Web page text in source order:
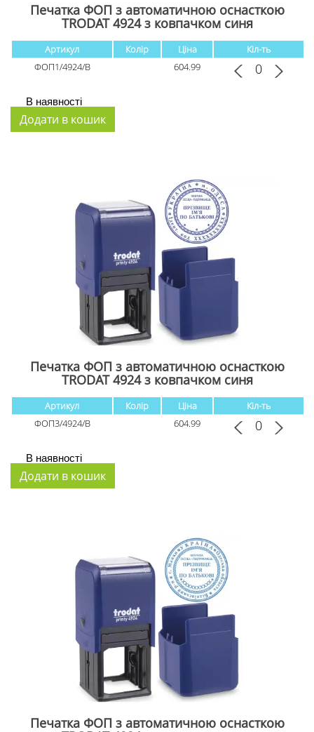
Печатка ФОП з автоматичною оснасткою
TRODAT 4924 з ковпачком cиня
Артикул Колір Ціна
Кіл-ть
ФОП1/4924/B
604.99
В наявності
Печатка ФОП з автоматичною оснасткою
TRODAT 4924 з ковпачком cиня
Артикул Колір Ціна
Кіл-ть
ФОП3/4924/B
604.99
В наявності
Печатка ФОП з автоматичною оснасткою